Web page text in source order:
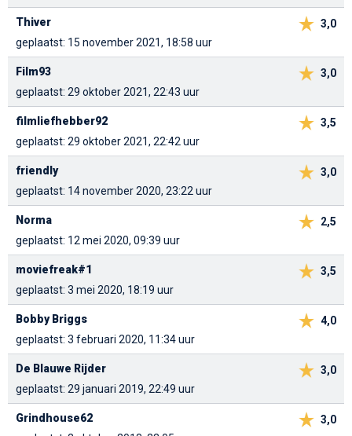
3,0
Thiver
geplaatst: 15 november 2021, 18:58 uur
3,0
Film93
geplaatst: 29 oktober 2021, 22:43 uur
3,5
filmliefhebber92
geplaatst: 29 oktober 2021, 22:42 uur
3,0
friendly
geplaatst: 14 november 2020, 23:22 uur
2,5
Norma
geplaatst: 12 mei 2020, 09:39 uur
3,5
moviefreak#1
geplaatst: 3 mei 2020, 18:19 uur
4,0
Bobby Briggs
geplaatst: 3 februari 2020, 11:34 uur
3,0
De Blauwe Rijder
geplaatst: 29 januari 2019, 22:49 uur
3,0
Grindhouse62